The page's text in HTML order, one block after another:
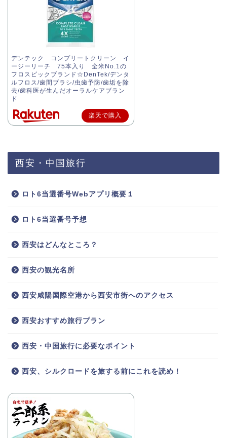
デンテック コンプリートクリーン イ
ージーリーチ 75本入り 全米No.1の
フロスピックブランド☆DenTek/デンタ
ルフロス/歯間ブラシ/虫歯予防/歯垢を除
去/歯科医が生んだオーラルケアブラン
ド
楽天で購入
西安・中国旅行
ロト6当選番号Webアプリ概要１
ロト6当選番号予想
西安はどんなところ？
西安の観光名所
西安咸陽国際空港から西安市街へのアクセス
西安おすすめ旅行プラン
西安・中国旅行に必要なポイント
西安、シルクロードを旅する前にこれを読め！